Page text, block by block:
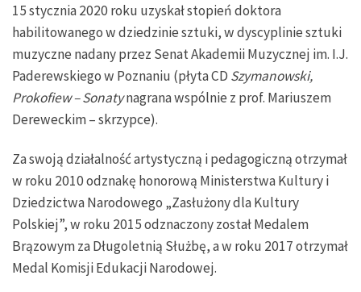
15 stycznia 2020 roku uzyskał stopień doktora
habilitowanego w dziedzinie sztuki, w dyscyplinie sztuki
muzyczne nadany przez Senat Akademii Muzycznej im. I.J.
Paderewskiego w Poznaniu (płyta CD Szymanowski,
Prokofiew – Sonatynagrana wspólnie z prof. Mariuszem
Dereweckim – skrzypce).
Za swoją działalność artystyczną i pedagogiczną otrzymał
w roku 2010 odznakę honorową Ministerstwa Kultury i
Dziedzictwa Narodowego „Zasłużony dla Kultury
Polskiej”, w roku 2015 odznaczony został Medalem
Brązowym za Długoletnią Służbę, a w roku 2017 otrzymał
Medal Komisji Edukacji Narodowej.